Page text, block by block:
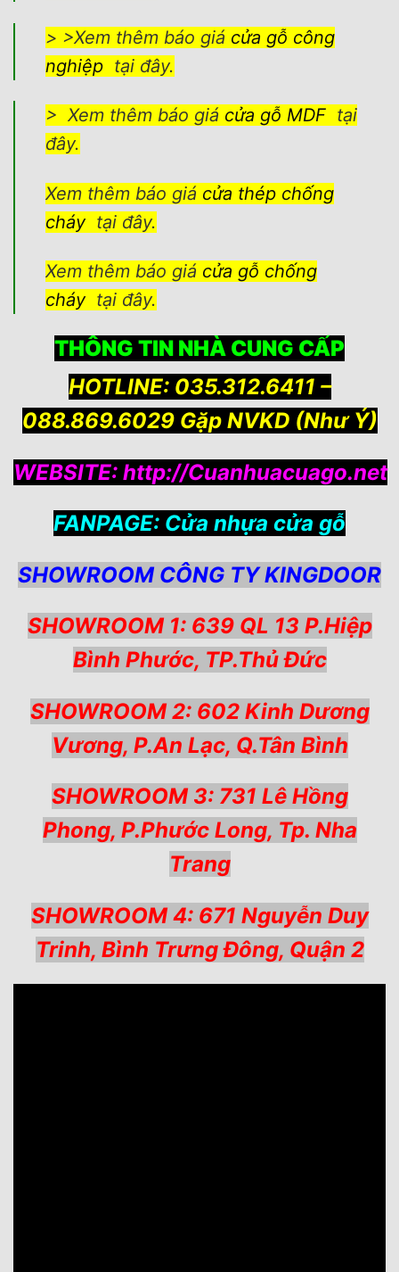
> >Xem thêm báo giá cửa gỗ công
nghiệptại đây.
> Xem thêm báo giá cửa gỗ MDFtại
đây.
Xem thêm báo giá cửa thép chống
cháytại đây.
Xem thêm báo giá cửa gỗ chống
cháytại đây.
THÔNG TIN NHÀ CUNG CẤP
HOTLINE: 035.312.6411 –
088.869.6029 Gặp NVKD (Như Ý)
WEBSITE: http://Cuanhuacuago.net
FANPAGE: Cửa nhựa cửa gỗ
SHOWROOM CÔNG TY KINGDOOR
SHOWROOM 1: 639 QL 13 P.Hiệp
Bình Phước, TP.Thủ Đức
SHOWROOM 2: 602 Kinh Dương
Vương, P.An Lạc, Q.Tân Bình
SHOWROOM 3: 731 Lê Hồng
Phong, P.Phước Long, Tp. Nha
Trang
SHOWROOM 4: 671 Nguyễn Duy
Trinh, Bình Trưng Đông, Quận 2